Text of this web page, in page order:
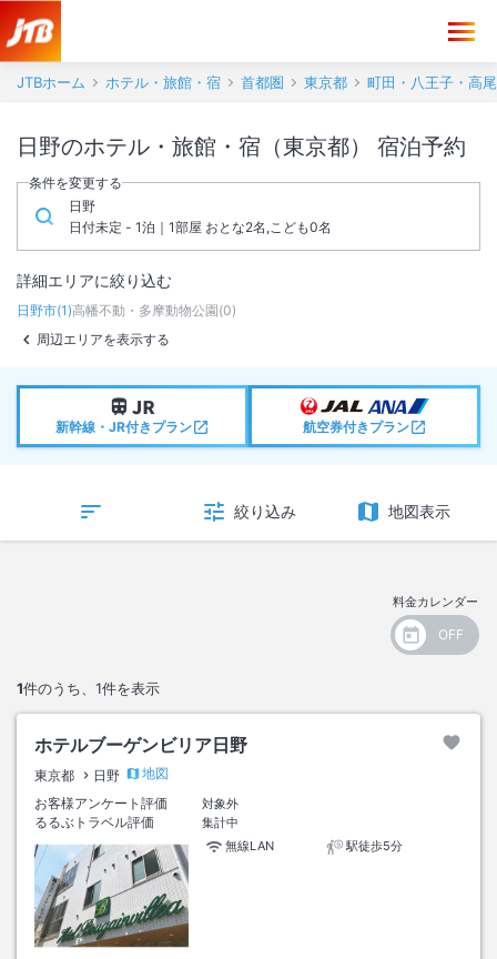
JTBホーム ホテル・旅館・宿 首都圏 東京都 町田・八王子・高尾
日野のホテル・旅館・宿（東京都） 宿泊予約
条件を変更する
日野
日付未定 - 1泊｜1部屋 おとな2名,こども0名
詳細エリアに絞り込む
日野市(1)高幡不動・多摩動物公園(0)
周辺エリアを表示する
新幹線・JR付きプラン 航空券付きプラン
絞り込み 地図表示
料金カレンダー
1件のうち、 1件を表示
ホテルブーゲンビリア日野
東京都 日野
地図
お客様アンケート評価
対象外
るるぶトラベル評価
集計中
無線LAN
駅徒歩5分